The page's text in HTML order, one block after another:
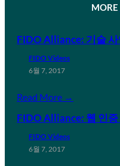
MORE
FIDO Alliance: 기술 사
FIDO Videos
6월 7, 2017
Read More →
FIDO Alliance: 웹 인증
FIDO Videos
6월 7, 2017